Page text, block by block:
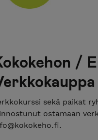
/
sekä paikat
ostamaan